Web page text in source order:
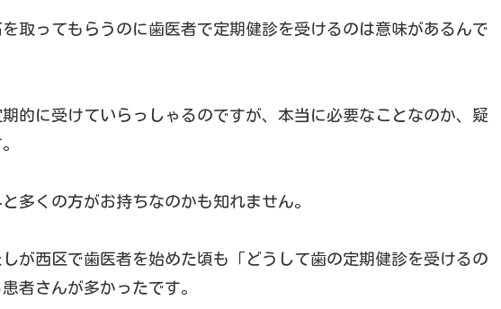
取ってもらうのに歯医者で定期健診を受けるのは意味があるんで
的に受けていらっしゃるのですが、本当に必要なことなのか、疑
多くの方がお持ちなのかも知れません。
が西区で歯医者を始めた頃も「どうして歯の定期健診を受けるの
者さんが多かったです。